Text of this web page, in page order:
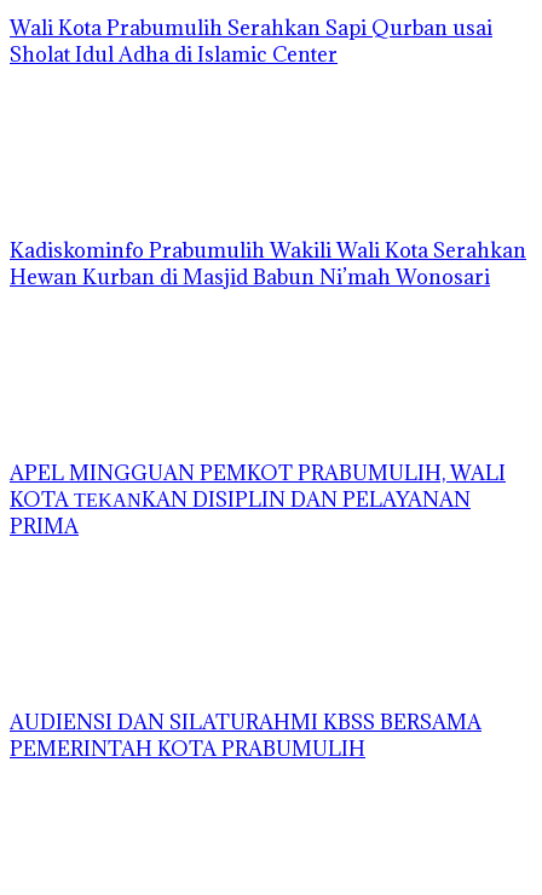
Wali Kota Prabumulih Serahkan Sapi Qurban usai
Sholat Idul Adha di Islamic Center
Kadiskominfo Prabumulih Wakili Wali Kota Serahkan
Hewan Kurban di Masjid Babun Ni’mah Wonosari
APEL MINGGUAN PEMKOT PRABUMULIH, WALI
KOTA ΤΕΚΑΝKAN DISIPLIN DAN PELAYANAN
PRIMA
AUDIENSI DAN SILATURAHMI KBSS BERSAMA
PEMERINTAH KOTA PRABUMULIH